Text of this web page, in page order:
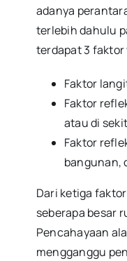
adanya
terlebih dahulu
terdapat 3
Faktor
Faktor
atau di
Faktor
bangunan,
Dari ketiga
seberapa besar
Pencahayaan
mengganggu